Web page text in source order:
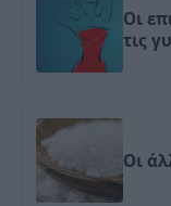
Οι
τις
Οι